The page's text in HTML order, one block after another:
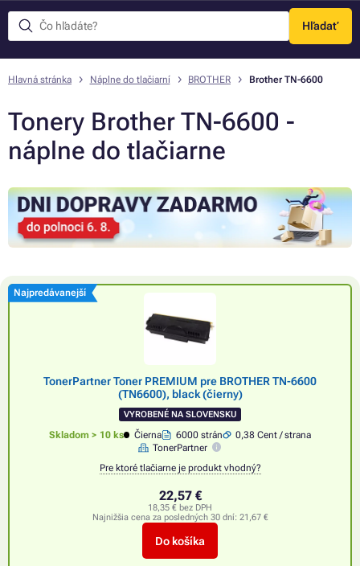
Hľadať
Menu
Hlavná stránka Náplne do tlačiarní BROTHER Brother TN-6600
Tonery Brother TN-6600 -
náplne do tlačiarne
Najpredávanejší
TonerPartner Toner PREMIUM pre BROTHER TN-6600
(TN6600), black (čierny)
VYROBENÉ NA SLOVENSKU
Skladom > 10 ks Čierna 6000 strán
0,38 Cent / strana
TonerPartner
Pre ktoré tlačiarne je produkt vhodný?
22,57 €
18,35 € bez DPH
Najnižšia cena za posledných 30 dní: 21,67 €
Do košíka